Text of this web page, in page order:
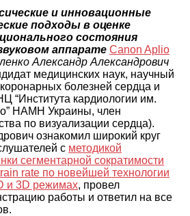
и инновационные
подходы в оценке
состояния
аппарате Canon Aplio
Александр Александрович
медицинских наук, научный
болезней сердца и
“Института кардиологии им.
НАМН Украины, член
по визуализации сердца).
ознакомил широкий круг
с методикой
сегментарной сократимости
rate по новейшей технологии
и 3D режимах, провел
работы и ответил на все